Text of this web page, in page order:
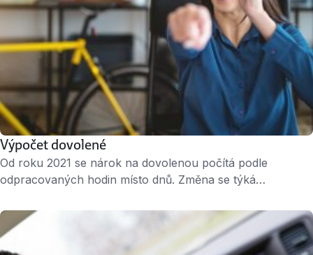
Výpočet dovolené
Od roku 2021 se nárok na dovolenou počítá podle
odpracovaných hodin místo dnů. Změna se týká
kteří nemají pracovní den pokaždé stejně dlouhý,
například při práci na směny. Zaměstnanci o nic nepřijdou,
když si vezmou dovolenou zrovna v den, kdy měli